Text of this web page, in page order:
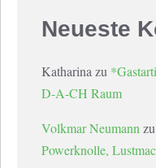
Neueste
Katharina zu
D-A-CH Raum
Volkmar Neumann zu
Powerknolle,